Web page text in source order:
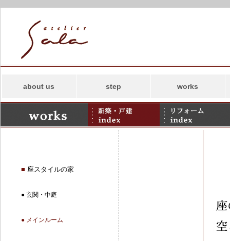
about us
コンセプト
事務所案内
アトリエサラの
SDGs
step works
新築
リフォーム
併用住宅・その他
■ 座スタイルの家
● 玄関・中庭
● メインルーム